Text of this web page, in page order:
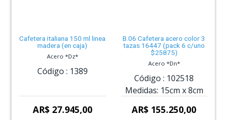
Cafetera italiana 150 ml linea
madera (en caja)
Acero *Dz*
Código : 1389
AR$ 27.945,00
B.06 Cafetera acero color 3
tazas 16447 (pack 6 c/uno
$25875)
Acero *Dn*
Código : 102518
Medidas: 15cm x8cm
AR$ 155.250,00